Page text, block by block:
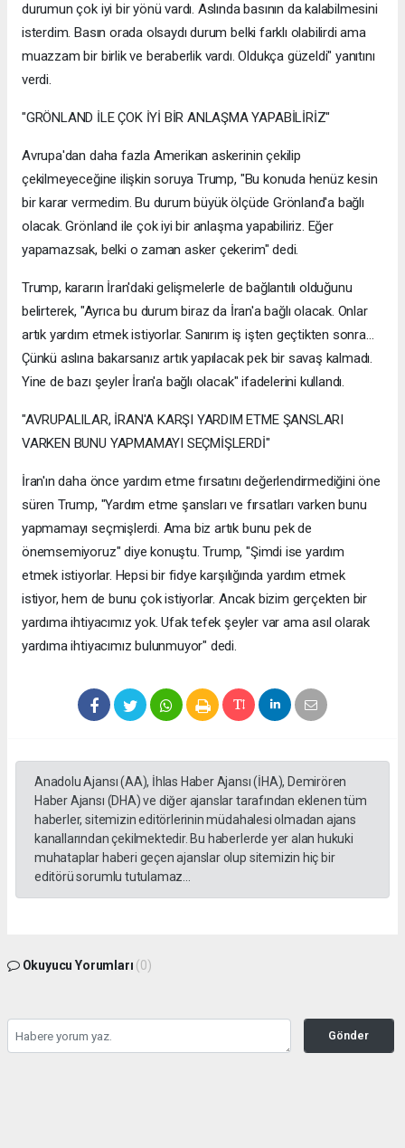
durumun çok iyi bir yönü vardı. Aslında basının da kalabilmesini
isterdim. Basın orada olsaydı durum belki farklı olabilirdi ama
muazzam bir birlik ve beraberlik vardı. Oldukça güzeldi" yanıtını
verdi.
"GRÖNLAND İLE ÇOK İYİ BİR ANLAŞMA YAPABİLİRİZ"
Avrupa'dan daha fazla Amerikan askerinin çekilip
çekilmeyeceğine ilişkin soruya Trump, "Bu konuda henüz kesin
bir karar vermedim. Bu durum büyük ölçüde Grönland'a bağlı
olacak. Grönland ile çok iyi bir anlaşma yapabiliriz. Eğer
yapamazsak, belki o zaman asker çekerim" dedi.
Trump, kararın İran'daki gelişmelerle de bağlantılı olduğunu
belirterek, "Ayrıca bu durum biraz da İran'a bağlı olacak. Onlar
artık yardım etmek istiyorlar. Sanırım iş işten geçtikten sonra...
Çünkü aslına bakarsanız artık yapılacak pek bir savaş kalmadı.
Yine de bazı şeyler İran'a bağlı olacak" ifadelerini kullandı.
"AVRUPALILAR, İRAN'A KARŞI YARDIM ETME ŞANSLARI
VARKEN BUNU YAPMAMAYI SEÇMİŞLERDİ"
İran'ın daha önce yardım etme fırsatını değerlendirmediğini öne
süren Trump, "Yardım etme şansları ve fırsatları varken bunu
yapmamayı seçmişlerdi. Ama biz artık bunu pek de
önemsemiyoruz" diye konuştu. Trump, "Şimdi ise yardım
etmek istiyorlar. Hepsi bir fidye karşılığında yardım etmek
istiyor, hem de bunu çok istiyorlar. Ancak bizim gerçekten bir
yardıma ihtiyacımız yok. Ufak tefek şeyler var ama asıl olarak
yardıma ihtiyacımız bulunmuyor" dedi.
Anadolu Ajansı (AA), İhlas Haber Ajansı (İHA), Demirören
Haber Ajansı (DHA) ve diğer ajanslar tarafından eklenen tüm
haberler, sitemizin editörlerinin müdahalesi olmadan ajans
kanallarından çekilmektedir. Bu haberlerde yer alan hukuki
muhataplar haberi geçen ajanslar olup sitemizin hiç bir
editörü sorumlu tutulamaz...
Okuyucu Yorumları (0)
Gönder